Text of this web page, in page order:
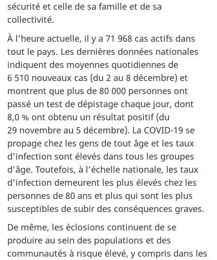
sécurité et celle de sa famille et de sa
collectivité.
À l’heure actuelle, il y a 71 968 cas actifs dans
tout le pays. Les dernières données nationales
indiquent des moyennes quotidiennes de
6 510 nouveaux cas (du 2 au 8 décembre) et
montrent que plus de 80 000 personnes ont
passé un test de dépistage chaque jour, dont
8,0 % ont obtenu un résultat positif (du
29 novembre au 5 décembre). La COVID-19 se
propage chez les gens de tout âge et les taux
d’infection sont élevés dans tous les groupes
d’âge. Toutefois, à l’échelle nationale, les taux
d’infection demeurent les plus élevés chez les
personnes de 80 ans et plus qui sont les plus
susceptibles de subir des conséquences graves.
De même, les éclosions continuent de se
produire au sein des populations et des
communautés à risque élevé, y compris dans les